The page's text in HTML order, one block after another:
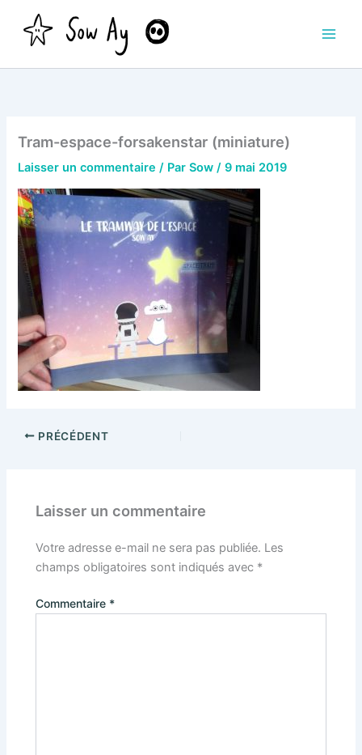
contenu
Tram-espace-forsakenstar (miniature)
Laisser un commentaire / ParSow/9 mai 2019
PRÉCÉDENT
Laisser un commentaire
Votre adresse e-mail ne sera pas publiée. Les
champs obligatoires sont indiqués avec *
Commentaire *